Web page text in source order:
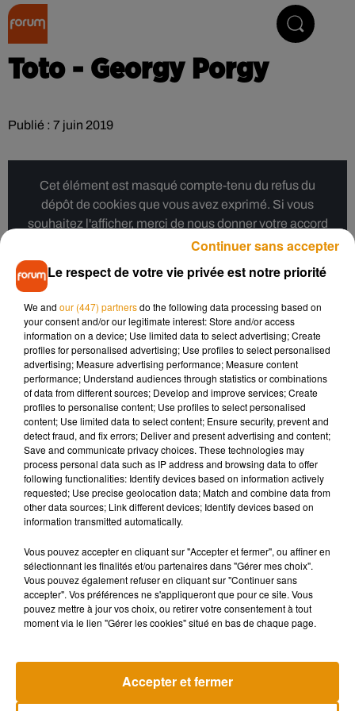
Toto - Georgy Porgy
Publié : 7 juin 2019
Cet élément est masqué compte-tenu du refus du
dépôt de cookies que vous avez exprimé. Si vous
souhaitez l'afficher, merci de nous donner votre accord
en cliquant sur le bouton ci-dessous.
Afficher l'élément
Musique
Pomme emprunte le décor de
l’émission « Loups Garous » pour
son...
6 août 2026
La version
Day »
Le respect de votre vie privée est notre priorité
We and our (447) partnersdo the following data processing based on
your consent and/or our legitimate interest: Store and/or access
information on a device; Use limited data to select advertising; Create
profiles for personalised advertising; Use profiles to select personalised
advertising; Measure advertising performance; Measure content
performance; Understand audiences through statistics or combinations
of data from different sources; Develop and improve services; Create
profiles to personalise content; Use profiles to select personalised
content; Use limited data to select content; Ensure security, prevent and
detect fraud, and fix errors; Deliver and present advertising and content;
Save and communicate privacy choices. These technologies may
process personal data such as IP address and browsing data to offer
following functionalities: Identify devices based on information actively
requested; Use precise geolocation data; Match and combine data from
other data sources; Link different devices; Identify devices based on
information transmitted automatically.
Vous pouvez accepter en cliquant sur "Accepter et fermer", ou affiner en
sélectionnant les finalités et/ou partenaires dans "Gérer mes choix".
Vous pouvez également refuser en cliquant sur "Continuer sans
accepter". Vos préférences ne s'appliqueront que pour ce site. Vous
pouvez mettre à jour vos choix, ou retirer votre consentement à tout
moment via le lien "Gérer les cookies" situé en bas de chaque page.
Accepter et fermer
Continuer sans accepter